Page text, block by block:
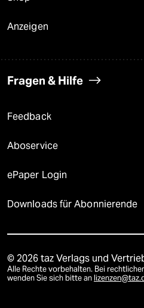
Anzeigen
Fragen & Hilfe
Feedback
Aboservice
ePaper Login
Downloads für Abonnierende
© 2026 taz Verlags und
Alle Rechte vorbehalten. Bei
wenden Sie sich bitte an